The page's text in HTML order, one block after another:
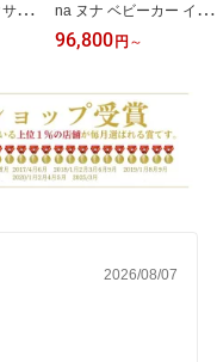
ス
ス
グ
イン
ベ
b型
シ
証
na ヌナ ベビーカー イク
サ ネクスト｜キャビア
ビスコッティ サンダー
ベビーカー イクサネクス
ト ixxa next おしゃれ お
でかけ 新生児 折り畳み
後自立 TVS_C
96,800円 ～
2026/08/07